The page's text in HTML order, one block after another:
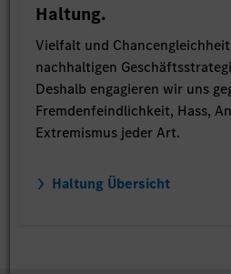
Haltung.
Vielfalt und
nachhaltigen
Deshalb engagieren wir uns
Fremdenfeindlichkeit, Hass,
Extremismus jeder Art.
Haltung Übersicht